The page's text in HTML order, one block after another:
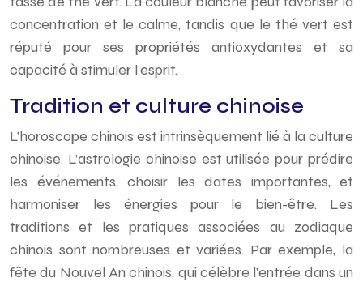
concentration et le calme, tandis que le thé vert est
réputé pour ses propriétés antioxydantes et sa
capacité à stimuler l’esprit.
Tradition et culture chinoise
L’horoscope chinois est intrinsèquement lié à la culture
chinoise. L’astrologie chinoise est utilisée pour prédire
les événements, choisir les dates importantes, et
harmoniser les énergies pour le bien-être. Les
traditions et les pratiques associées au zodiaque
chinois sont nombreuses et variées. Par exemple, la
fête du Nouvel An chinois, qui célèbre l’entrée dans un